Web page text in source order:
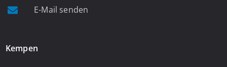
E-Mail senden
Kempen